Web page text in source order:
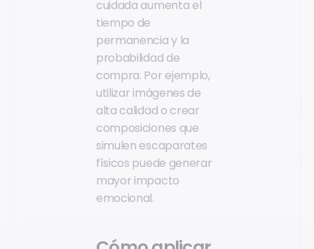
cuidada aumenta el
tiempo de
permanencia y la
probabilidad de
compra. Por ejemplo,
utilizar imágenes de
alta calidad o crear
composiciones que
simulen escaparates
físicos puede generar
mayor impacto
emocional.